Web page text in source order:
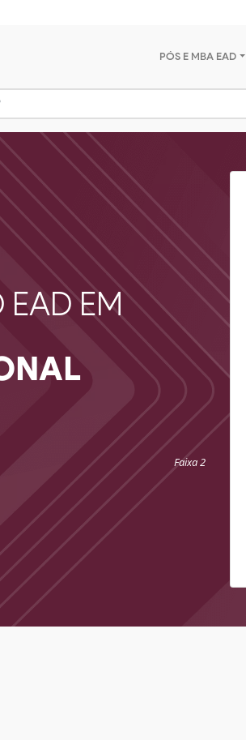
PÓS E MBA EAD
EM
Faixa 2